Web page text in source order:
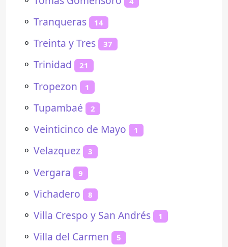
⚬ Tranqueras 14
⚬ Treinta y Tres 37
⚬ Trinidad 21
⚬ Tropezon 1
⚬ Tupambaé 2
⚬ Veinticinco de Mayo 1
⚬ Velazquez 3
⚬ Vergara 9
⚬ Vichadero 8
⚬ Villa Crespo y San Andrés 1
⚬ Villa del Carmen 5